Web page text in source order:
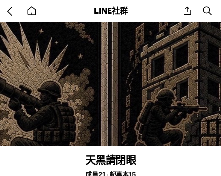
back
to
home
LINE社群 share
天黑請閉眼
成員21 記事本15